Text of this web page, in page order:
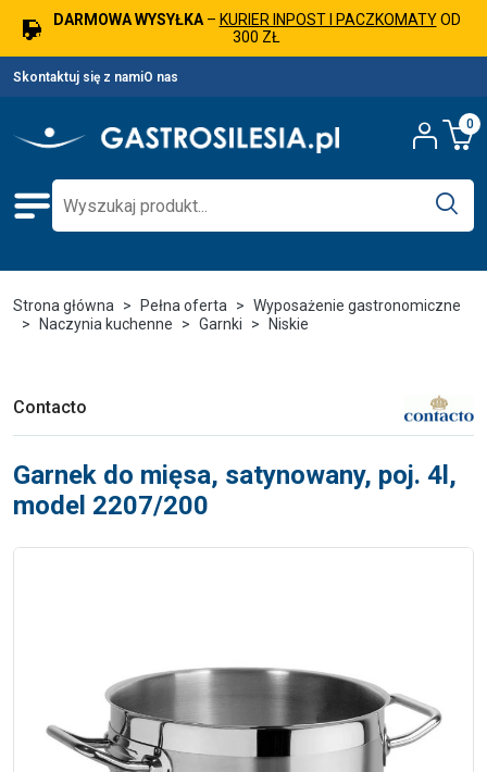
DARMOWA WYSYŁKA– KURIER INPOST I PACZKOMATYOD
300 ZŁ
Skontaktuj się z namiO nas
0
Strona główna Pełna oferta
Wyposażenie gastronomiczne
Naczynia kuchenne
Garnki Niskie
Contacto
Garnek do mięsa, satynowany, poj. 4l,
model 2207/200